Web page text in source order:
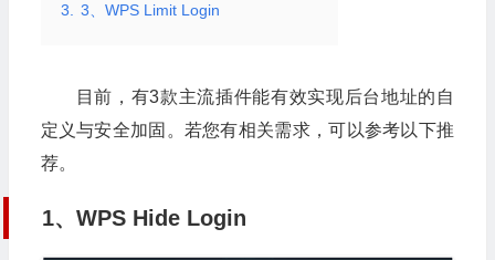
3.
3、WPS Limit Login
目前，有3款主流插件能有效实现后台地址的自
定义与安全加固。若您有相关需求，可以参考以下推
荐。
1、WPS Hide Login